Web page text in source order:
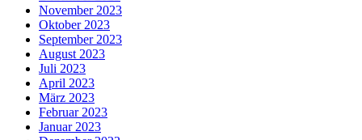
November 2023
Oktober 2023
September 2023
August 2023
Juli 2023
April 2023
März 2023
Februar 2023
Januar 2023